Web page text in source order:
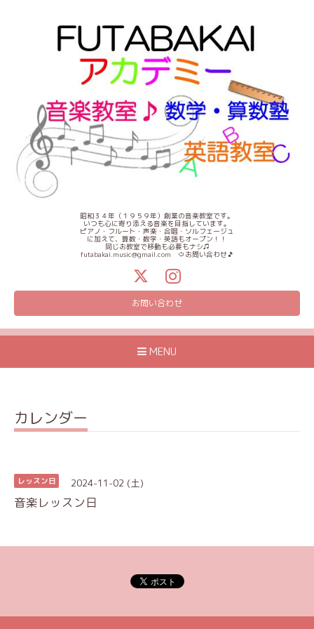
昭和３４年（１９５９年）創業の音楽教室です。
いつも心に寄り添える音楽を目指しています。
ピアノ・フルート・声楽・合唱・ソルフェージュ
に加えて、算数・数学・英語もオープン！！
同じお教室で移動も必要もナシ♫
futabakai.music@gmail.com ⇦お問い合わせ🎵
お問い合わせ
MENU
カレンダー
レッスン日 2024-11-02 (土)
音楽レッスン日